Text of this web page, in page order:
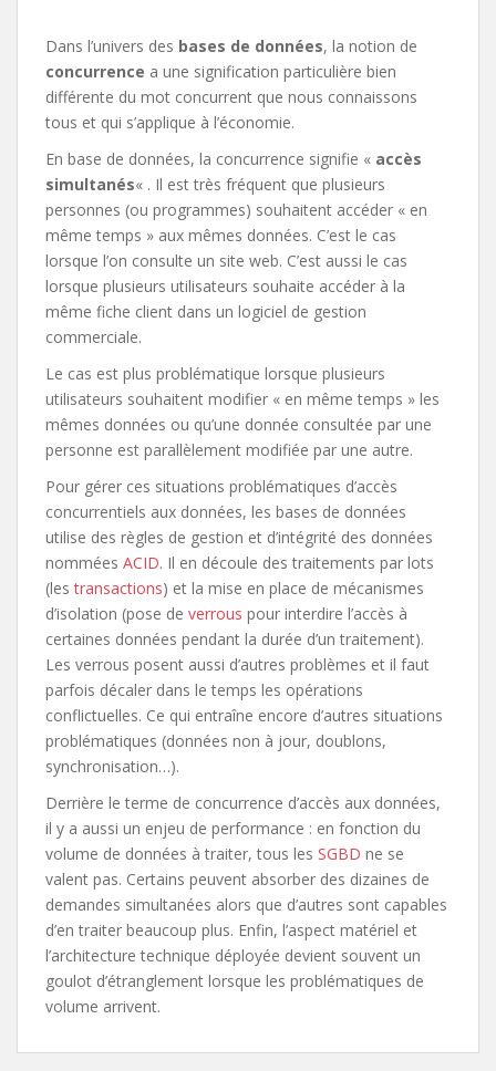
Dans l’univers des bases de données, la notion de
concurrence a une signification particulière bien
différente du mot concurrent que nous connaissons
tous et qui s’applique à l’économie.
En base de données, la concurrence signifie « accès
simultanés« . Il est très fréquent que plusieurs
personnes (ou programmes) souhaitent accéder « en
même temps » aux mêmes données. C’est le cas
lorsque l’on consulte un site web. C’est aussi le cas
lorsque plusieurs utilisateurs souhaite accéder à la
même fiche client dans un logiciel de gestion
commerciale.
Le cas est plus problématique lorsque plusieurs
utilisateurs souhaitent modifier « en même temps » les
mêmes données ou qu’une donnée consultée par une
personne est parallèlement modifiée par une autre.
Pour gérer ces situations problématiques d’accès
concurrentiels aux données, les bases de données
utilise des règles de gestion et d’intégrité des données
nommées ACID. Il en découle des traitements par lots
(lestransactions) et la mise en place de mécanismes
d’isolation (pose de verrous pour interdire l’accès à
certaines données pendant la durée d’un traitement).
Les verrous posent aussi d’autres problèmes et il faut
parfois décaler dans le temps les opérations
conflictuelles. Ce qui entraîne encore d’autres situations
problématiques (données non à jour, doublons,
synchronisation…).
Derrière le terme de concurrence d’accès aux données,
il y a aussi un enjeu de performance : en fonction du
volume de données à traiter, tous les SGBD ne se
valent pas. Certains peuvent absorber des dizaines de
demandes simultanées alors que d’autres sont capables
d’en traiter beaucoup plus. Enfin, l’aspect matériel et
l’architecture technique déployée devient souvent un
goulot d’étranglement lorsque les problématiques de
volume arrivent.